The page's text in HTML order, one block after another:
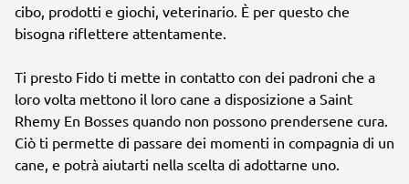
cibo, prodotti e giochi, veterinario. È per questo che
bisogna riflettere attentamente.
Ti presto Fido ti mette in contatto con dei padroni che a
loro volta mettono il loro cane a disposizione a Saint
Rhemy En Bosses quando non possono prendersene cura.
Ciò ti permette di passare dei momenti in compagnia di un
cane, e potrà aiutarti nella scelta di adottarne uno.